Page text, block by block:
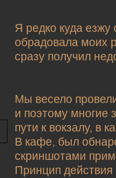
Я редко куда езжу
обрадовала моих
сразу получил
Мы весело
и поэтому многие
пути к вокзалу, в
В кафе, был
скриншотами
Принцип